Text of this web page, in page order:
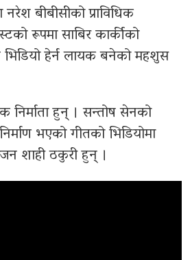
बीबीसीको प्राविधिक
रूपमा साबिर कार्कीको
भिडियो हेर्न लायक बनेको महशुस
निर्माता हुन् । सन्तोष सेनको
भएको गीतको भिडियोमा
शाही ठकुरी हुन् ।